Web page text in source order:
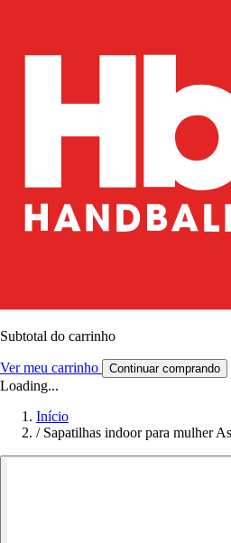
Subtotal do carrinho
Ver meu carrinho Continuar comprando
Loading...
Início
/ Sapatilhas indoor para mulher